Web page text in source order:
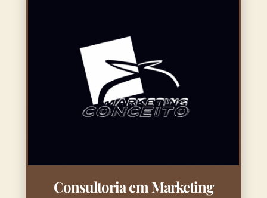
Consultoria em Marketing